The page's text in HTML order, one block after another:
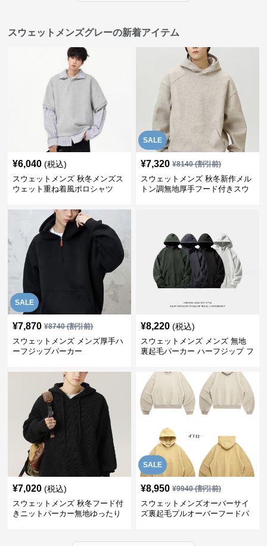
スウェットメンズグレーの新着アイテム
¥6,040 (税込)
スウェットメンズ 秋冬メンズス
ウェット重ね着風ポロシャツ
SALE
¥7,320 ¥8140(割引前)
スウェットメンズ 秋冬新作メル
トン調無地厚手フード付きスウ
SALE
¥7,870 ¥8740(割引前)
スウェットメンズ メンズ厚手ハ
ーフジップパーカー
¥8,220 (税込)
スウェットメンズ メンズ 無地
裏起毛パーカー ハーフジップ フ
¥7,020 (税込)
スウェットメンズ 秋冬フード付
きニットパーカー無地ゆったり
SALE
¥8,950 ¥9940(割引前)
スウェットメンズオーバーサイ
ズ裏起毛プルオーバーフードパ